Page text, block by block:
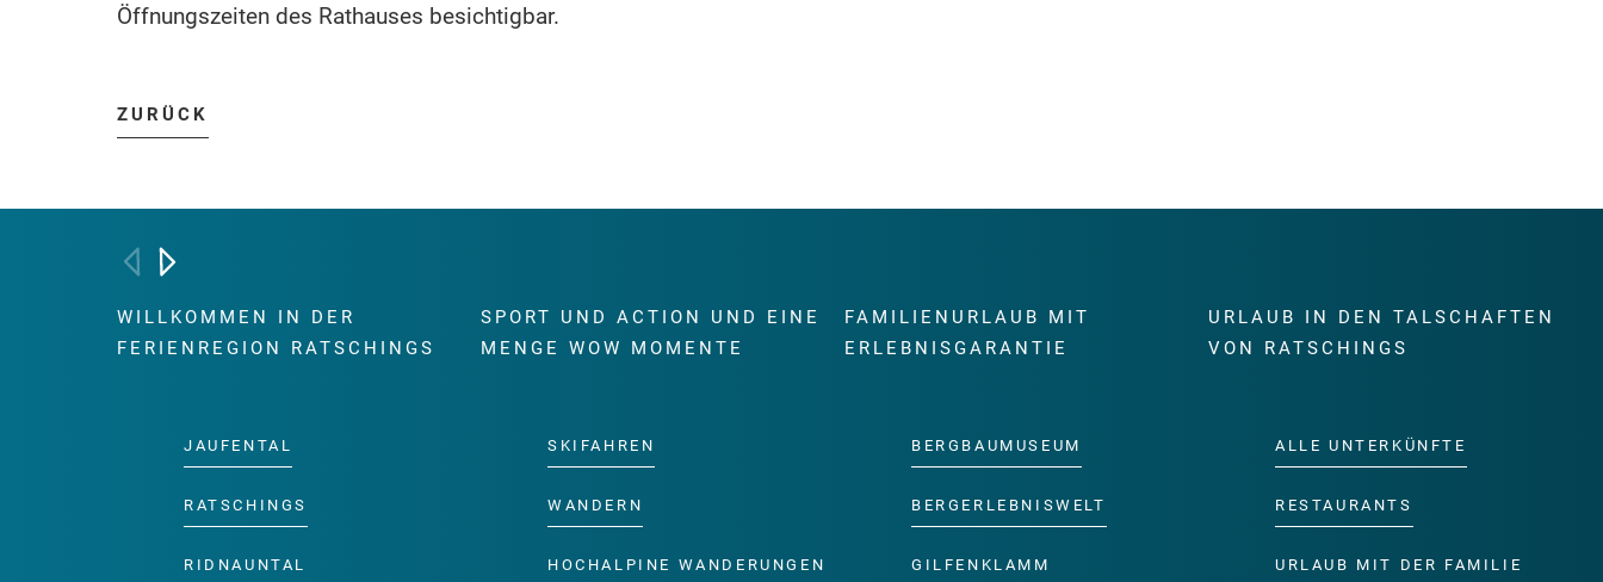
Öffnungszeiten des Rathauses besichtigbar.
ZURÜCK
WILLKOMMEN IN DER
FERIENREGION RATSCHINGS
JAUFENTAL
RATSCHINGS
RIDNAUNTAL
SPORT UND ACTION UND EINE
MENGE WOW MOMENTE
SKIFAHREN
WANDERN
HOCHALPINE WANDERUNGEN
FAMILIENURLAUB MIT
ERLEBNISGARANTIE
BERGBAUMUSEUM
BERGERLEBNISWELT
GILFENKLAMM
URLAUB IN DEN TALSCHAFTEN
VON RATSCHINGS
ALLE UNTERKÜNFTE
RESTAURANTS
URLAUB MIT DER FAMILIE